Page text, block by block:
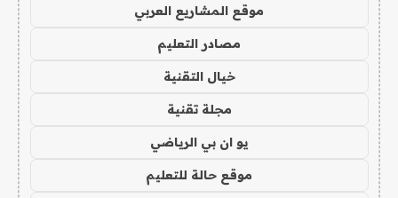
موقع المشاريع العربي
مصادر التعليم
خيال التقنية
مجلة تقنية
يو ان بي الرياضي
موقع حالة للتعليم